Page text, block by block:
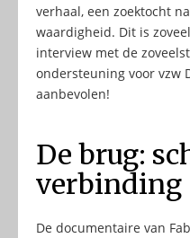
verhaal, een zoektocht
waardigheid. Dit is
interview met de
ondersteuning voor vzw
aanbevolen!
De brug:
verbinding
De documentaire van